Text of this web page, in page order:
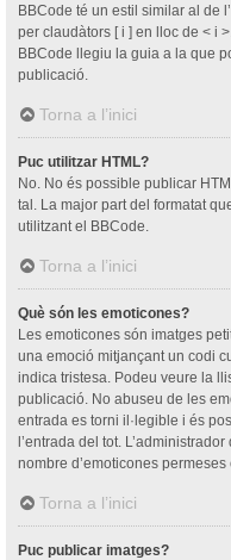
BBCode té un estil similar al de
per claudàtors [ i ] en lloc de < i
BBCode llegiu la guia a la que
publicació.
Torna a l’inici
Puc utilitzar HTML?
No. No és possible publicar
tal. La major part del formatat
utilitzant el BBCode.
Torna a l’inici
Què són les emoticones?
Les emoticones són imatges
una emoció mitjançant un codi
indica tristesa. Podeu veure la
publicació. No abuseu de les
entrada es torni il·legible i és
l’entrada del tot.
nombre d’emoticones permeses
Torna a l’inici
Puc publicar imatges?